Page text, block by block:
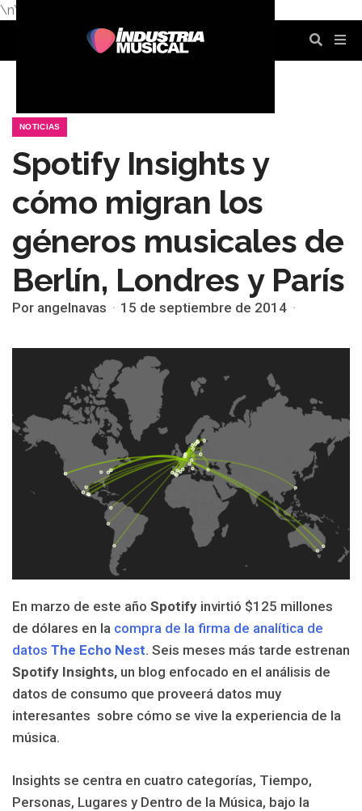
\n\n
NOTICIAS
Spotify Insights y
cómo migran los
géneros musicales de
Berlín, Londres y París
Por angelnavas 15 de septiembre de 2014
En marzo de este año Spotify invirtió $125 millones
de dólares en la compra de la firma de analítica de
datos The Echo Nest. Seis meses más tarde estrenan
Spotify Insights, un blog enfocado en el análisis de
datos de consumo que proveerá datos muy
interesantes sobre cómo se vive la experiencia de la
música.
Insights se centra en cuatro categorías, Tiempo,
Personas, Lugares y Dentro de la Música, bajo la